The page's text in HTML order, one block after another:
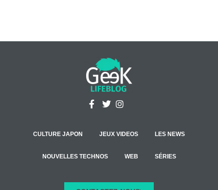
CULTURE JAPON JEUX VIDEOS LES NEWS
NOUVELLES TECHNOS WEB SÉRIES